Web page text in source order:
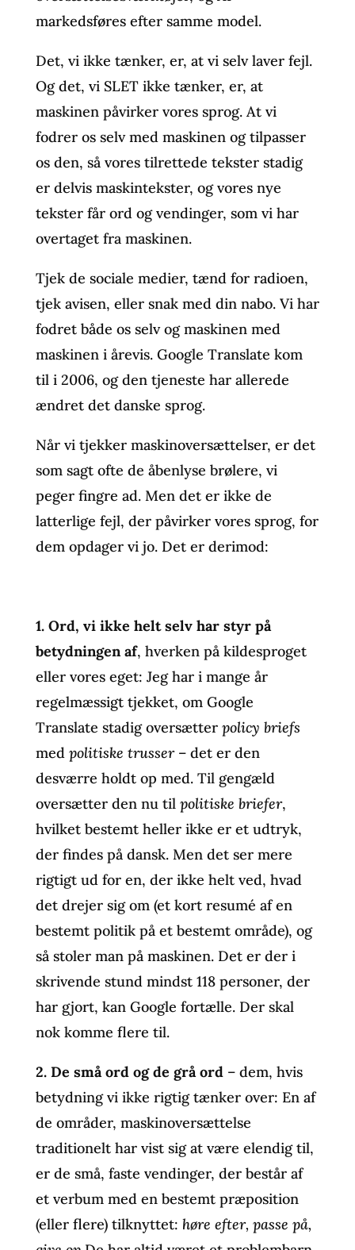
markedsføres efter samme model.
Det, vi ikke tænker, er, at vi selv laver fejl.
Og det, vi SLET ikke tænker, er, at
maskinen påvirker vores sprog. At vi
fodrer os selv med maskinen og tilpasser
os den, så vores tilrettede tekster stadig
er delvis maskintekster, og vores nye
tekster får ord og vendinger, som vi har
overtaget fra maskinen.
Tjek de sociale medier, tænd for radioen,
tjek avisen, eller snak med din nabo. Vi har
fodret både os selv og maskinen med
maskinen i årevis. Google Translate kom
til i 2006, og den tjeneste har allerede
ændret det danske sprog.
Når vi tjekker maskinoversættelser, er det
som sagt ofte de åbenlyse brølere, vi
peger fingre ad. Men det er ikke de
latterlige fejl, der påvirker vores sprog, for
dem opdager vi jo. Det er derimod:
1. Ord, vi ikke helt selv har styr på
betydningen af, hverken på kildesproget
eller vores eget: Jeg har i mange år
regelmæssigt tjekket, om Google
Translate stadig oversætter policy briefs
med politiske trusser– det er den
desværre holdt op med. Til gengæld
oversætter den nu til politiske briefer,
hvilket bestemt heller ikke er et udtryk,
der findes på dansk. Men det ser mere
rigtigt ud for en, der ikke helt ved, hvad
det drejer sig om (et kort resumé af en
bestemt politik på et bestemt område), og
så stoler man på maskinen. Det er der i
skrivende stund mindst 118 personer, der
har gjort, kan Google fortælle. Der skal
nok komme flere til.
2. De små ord og de grå ord– dem, hvis
betydning vi ikke rigtig tænker over: En af
de områder, maskinoversættelse
traditionelt har vist sig at være elendig til,
er de små, faste vendinger, der består af
et verbum med en bestemt præposition
(eller flere) tilknyttet: høre efter, passe på,